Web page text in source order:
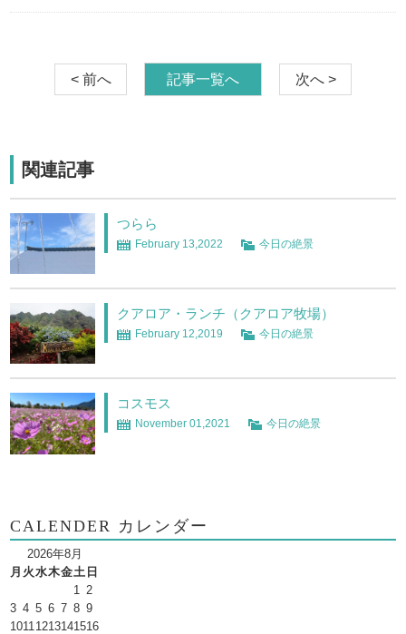
< 前へ 記事一覧へ 次へ >
関連記事
つらら
February 13,2022 今日の絶景
クアロア・ランチ（クアロア牧場）
February 12,2019 今日の絶景
コスモス
November 01,2021 今日の絶景
CALENDER カレンダー
2026年8月
月 火水木金土 日
1
2
3 4 5 6 7 8 9
1011 1213141516